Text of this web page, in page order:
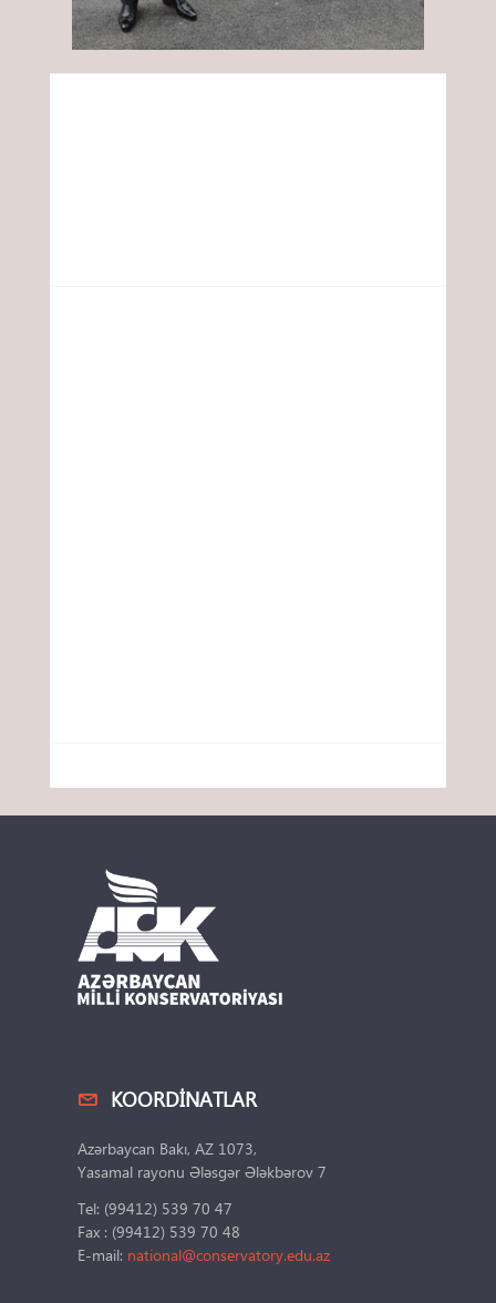
KOORDINATLAR
Azərbaycan Bakı, AZ 1073,
Yasamal rayonu Ələsgər Ələkbərov 7
Tel: (99412) 539 70 47
Fax : (99412) 539 70 48
E-mail: national@conservatory.edu.az